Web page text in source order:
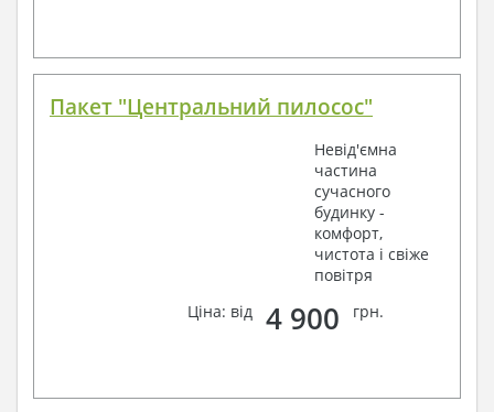
Пакет "Центральний пилосос"
Невід'ємна
частина
сучасного
будинку -
комфорт,
чистота і свіже
повітря
Ціна: від
4 900 грн.